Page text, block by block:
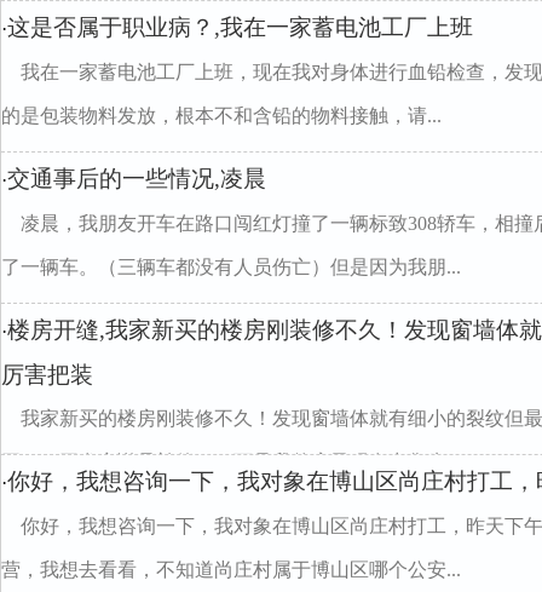
·这是否属于职业病？,我在一家蓄电池工厂上班
我在一家蓄电池工厂上班，现在我对身体进行血铅检查，发
的是包装物料发放，根本不和含铅的物料接触，请...
·交通事后的一些情况,凌晨
凌晨，我朋友开车在路口闯红灯撞了一辆标致308轿车，相
了一辆车。（三辆车都没有人员伤亡）但是因为我朋...
·楼房开缝,我家新买的楼房刚装修不久！发现窗墙体
厉害把装
我家新买的楼房刚装修不久！发现窗墙体就有细小的裂纹但
开了！开发商说是补偿了！可是我的房子现在出售肯...
·你好，我想咨询一下，我对象在博山区尚庄村打工
你好，我想咨询一下，我对象在博山区尚庄村打工，昨天下
营，我想去看看，不知道尚庄村属于博山区哪个公安...